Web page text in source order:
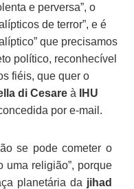
e perversa”, o
de terror”, e é
que precisamos
político, reconhecível
fiéis, que quer o
di Cesare à
IHU
por e-mail.
se pode cometer o
religião”, porque
planetária da jihad